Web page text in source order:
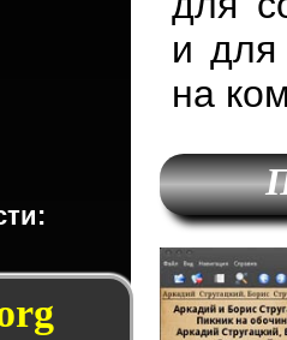
и для
на